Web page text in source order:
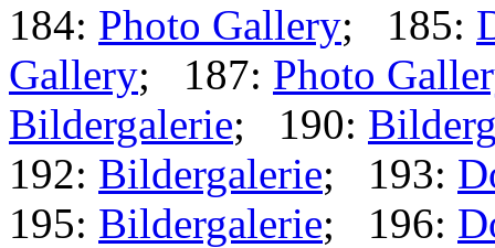
184: Photo Gallery; 185:
Gallery; 187: Photo
Bildergalerie; 190:
192: Bildergalerie; 193:
195: Bildergalerie; 196: